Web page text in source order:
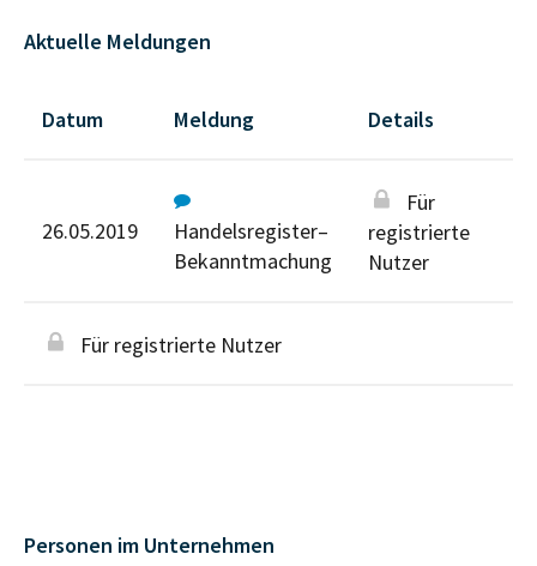
Aktuelle Meldungen
Datum Meldung Details
26.05.2019
Handelsregister–
Bekanntmachung
Für
registrierte
Nutzer
Für registrierte Nutzer
Personen im Unternehmen